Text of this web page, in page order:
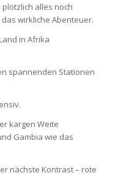
alles noch
wirkliche Abenteuer.
Land in Afrika
spannenden Stationen
kargen Weite
Gambia wie das
nächste Kontrast – rote